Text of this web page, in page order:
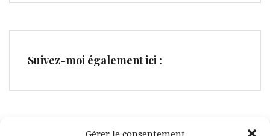
Gérer le consentement
Suivez-moi également ici :